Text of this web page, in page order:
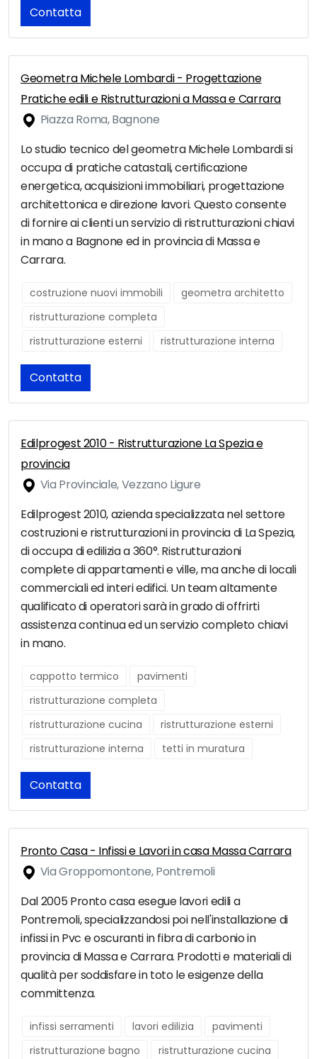
Contatta
Geometra Michele Lombardi - Progettazione
Pratiche edili e Ristrutturazioni a Massa e Carrara
Piazza Roma, Bagnone
Lo studio tecnico del geometra Michele Lombardi si
occupa di pratiche catastali, certificazione
energetica, acquisizioni immobiliari, progettazione
architettonica e direzione lavori. Questo consente
di fornire ai clienti un servizio di ristrutturazioni chiavi
in mano a Bagnone ed in provincia di Massa e
Carrara.
costruzione nuovi immobili
geometra architetto
ristrutturazione completa
ristrutturazione esterni
ristrutturazione interna
Contatta
Edilprogest 2010 - Ristrutturazione La Spezia e
provincia
Via Provinciale, Vezzano Ligure
Edilprogest 2010, azienda specializzata nel settore
costruzioni e ristrutturazioni in provincia di La Spezia,
di occupa di edilizia a 360°. Ristrutturazioni
complete di appartamenti e ville, ma anche di locali
commerciali ed interi edifici. Un team altamente
qualificato di operatori sarà in grado di offrirti
assistenza continua ed un servizio completo chiavi
in mano.
cappotto termico
pavimenti
ristrutturazione completa
ristrutturazione cucina
ristrutturazione esterni
ristrutturazione interna
tetti in muratura
Contatta
Pronto Casa - Infissi e Lavori in casa Massa Carrara
Via Groppomontone, Pontremoli
Dal 2005 Pronto casa esegue lavori edili a
Pontremoli, specializzandosi poi nell'installazione di
infissi in Pvc e oscuranti in fibra di carbonio in
provincia di Massa e Carrara. Prodotti e materiali di
qualità per soddisfare in toto le esigenze della
committenza.
infissi serramenti lavori edilizia
pavimenti
ristrutturazione bagno
ristrutturazione cucina